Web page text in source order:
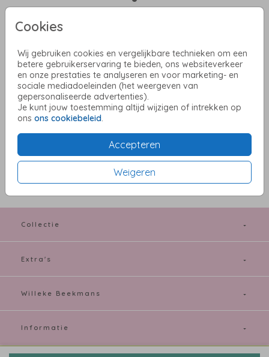
Cookies
Wij gebruiken cookies en vergelijkbare technieken om een
betere gebruikerservaring te bieden, ons websiteverkeer
en onze prestaties te analyseren en voor marketing- en
sociale mediadoeleinden (het weergeven van
gepersonaliseerde advertenties).
Je kunt jouw toestemming altijd wijzigen of intrekken op
ons ons cookiebeleid.
Accepteren
Weigeren
Zand met gouden inlay 22 x
11
Aantal x 1 Prijs: € 0,75
Zand met gouden inlay 22 x 11
per 1
Collectie
Extra's
Willeke Beekmans
Informatie